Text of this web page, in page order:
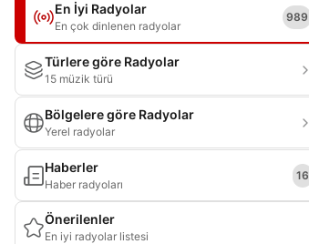
En İyi Radyolar
En çok dinlenen radyolar
989
Türlere göre Radyolar
15 müzik türü
Bölgelere göre Radyolar
Yerel radyolar
Haberler
Haber radyoları
16
Önerilenler
En iyi radyolar listesi